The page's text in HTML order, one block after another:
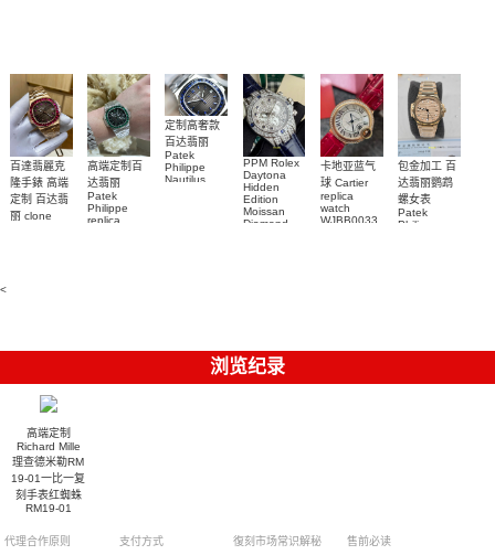
百達翡麗克
隆手錶 高端
定制 百达翡
丽 clone
高端定制百
达翡丽
Patek
Philippe
replica
定制高奢款
百达翡丽
Patek
Philippe
Nautilus
PPM Rolex
Daytona
Hidden
Edition
Moissan
Diamond
卡地亚蓝气
球 Cartier
replica
watch
WJBB0033
包金加工 百
达翡丽鹦鹉
螺女表
Patek
Philippe
<
浏览纪录
高端定制
Richard Mille
理查德米勒RM
19-01一比一复
刻手表红蜘蛛
RM19-01
代理合作原则 支付方式 復刻市场常识解秘 售前必读